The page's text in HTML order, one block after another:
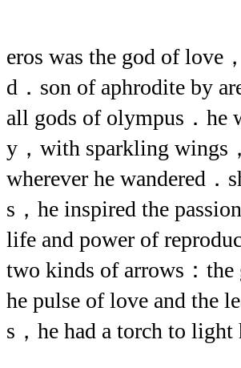
eros was the god of love
d．son of aphrodite by
all gods of olympus．he
y，with sparkling wings
wherever he wandered
s，he inspired the
life and power of
two kinds of arrows：the
he pulse of love and the
s，he had a torch to